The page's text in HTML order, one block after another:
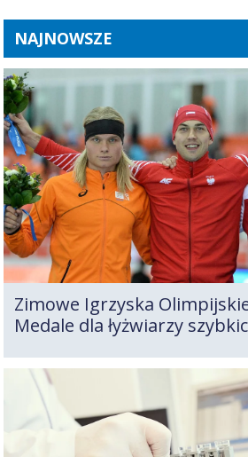
NAJNOWSZE
Zimowe Igrzyska
Medale dla łyżwiarzy